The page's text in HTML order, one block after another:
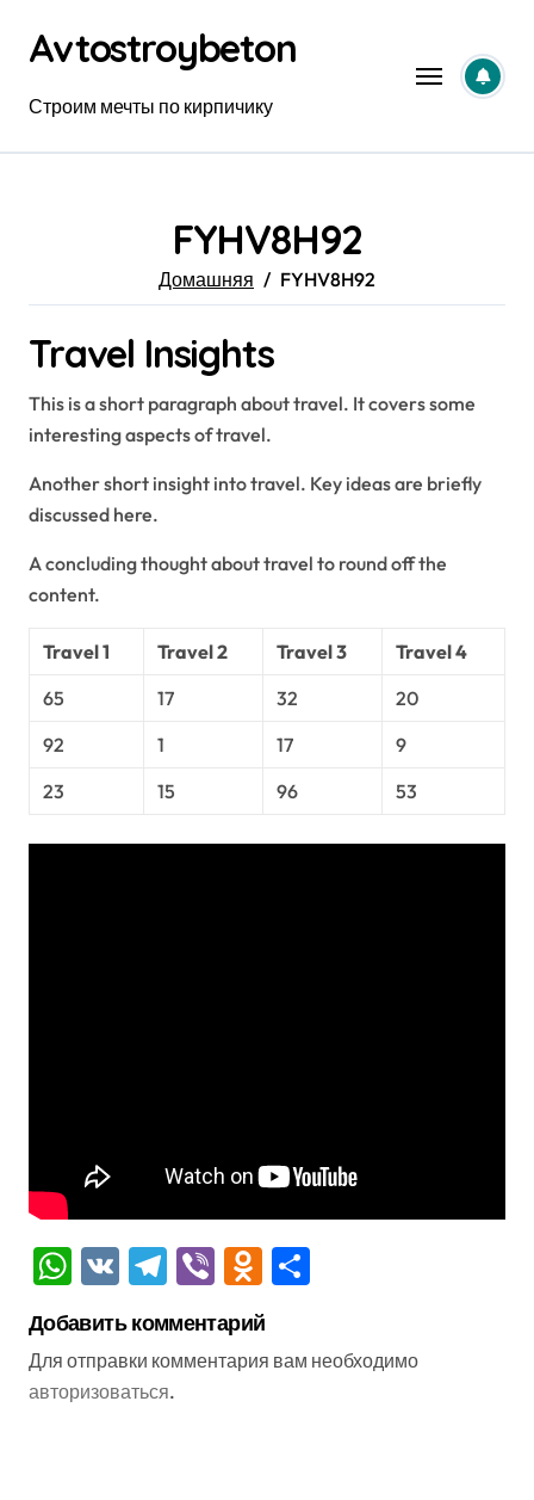
содержанию
Avtostroybeton
Строим мечты по кирпичику
FYHV8H92
Домашняя FYHV8H92
Travel Insights
This is a short paragraph about travel. It covers some
interesting aspects of travel.
Another short insight into travel. Key ideas are briefly
discussed here.
A concluding thought about travel to round off the
content.
Travel 1 Travel 2 Travel 3
Travel 4
65
17 32
20
92
1 17
9
23
15 96 53
WhatsApp
VK Telegram
ViberOdnoklassniki
Добавить комментарий
Для отправки комментария вам необходимо
авторизоваться.